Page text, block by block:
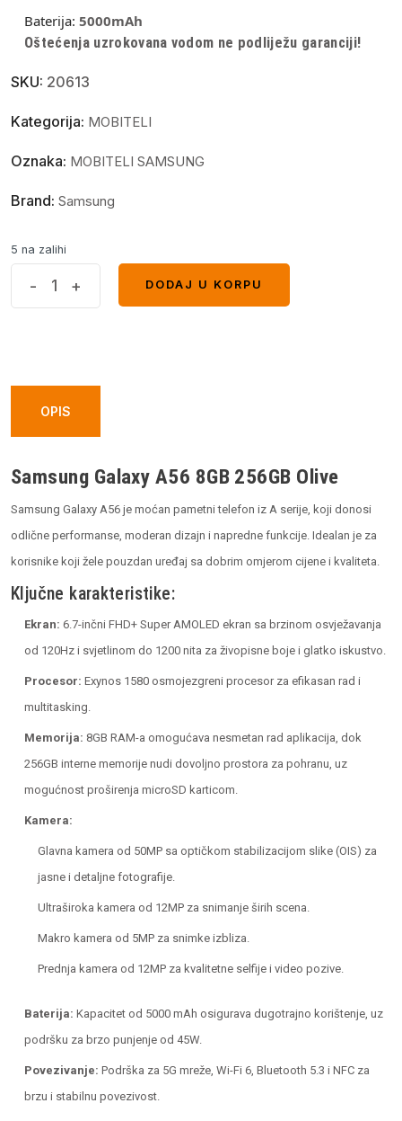
Baterija: 5000mAh
Oštećenja uzrokovana vodom ne podliježu garanciji!
SKU: 20613
Kategorija: MOBITELI
Oznaka: MOBITELI SAMSUNG
Brand: Samsung
5 na zalihi
quantity
- +
DODAJ U KORPU
OPIS
Samsung Galaxy A56 8GB 256GB Olive
Samsung Galaxy A56 je moćan pametni telefon iz A serije, koji donosi
odlične performanse, moderan dizajn i napredne funkcije. Idealan je za
korisnike koji žele pouzdan uređaj sa dobrim omjerom cijene i kvaliteta.
Ključne karakteristike:
Ekran: 6.7-inčni FHD+ Super AMOLED ekran sa brzinom osvježavanja
od 120Hz i svjetlinom do 1200 nita za živopisne boje i glatko iskustvo.
Procesor: Exynos 1580 osmojezgreni procesor za efikasan rad i
multitasking.
Memorija: 8GB RAM-a omogućava nesmetan rad aplikacija, dok
256GB interne memorije nudi dovoljno prostora za pohranu, uz
mogućnost proširenja microSD karticom.
Kamera:
Glavna kamera od 50MP sa optičkom stabilizacijom slike (OIS) za
jasne i detaljne fotografije.
Ultraširoka kamera od 12MP za snimanje širih scena.
Makro kamera od 5MP za snimke izbliza.
Prednja kamera od 12MP za kvalitetne selfije i video pozive.
Baterija: Kapacitet od 5000 mAh osigurava dugotrajno korištenje, uz
podršku za brzo punjenje od 45W.
Povezivanje: Podrška za 5G mreže, Wi-Fi 6, Bluetooth 5.3 i NFC za
brzu i stabilnu povezivost.